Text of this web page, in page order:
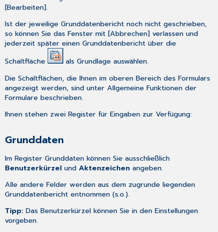
[Bearbeiten].
Ist der jeweilige Grunddatenbericht noch nicht geschrieben,
so können Sie das Fenster mit [Abbrechen] verlassen und
jederzeit später einen Grunddatenbericht über die
Schaltfläche
als Grundlage auswählen.
Die Schaltflächen, die Ihnen im oberen Bereich des Formulars
angezeigt werden, sind unterAllgemeine Funktionen der
Formulare beschrieben.
Ihnen stehen zwei Register für Eingaben zur Verfügung:
Grunddaten
Im Register Grunddaten können Sie ausschließlich
Benutzerkürzel undAktenzeichen angeben.
Alle andere Felder werden aus dem zugrunde liegenden
Grunddatenbericht entnommen (s.o.).
Tipp:Das Benutzerkürzel können Sie in denEinstellungen
vorgeben.